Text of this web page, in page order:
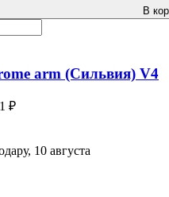
В
arm (Сильвия) V4
₽
10 августа